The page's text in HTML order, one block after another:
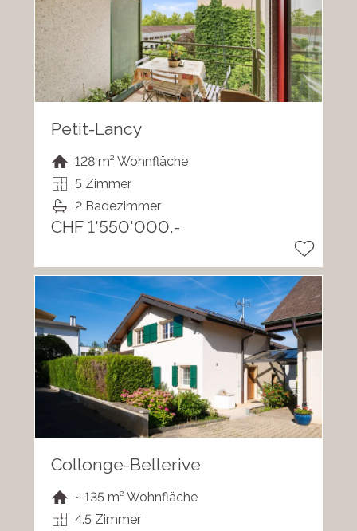
Petit-Lancy
128 m² Wohnfläche
5 Zimmer
2 Badezimmer
CHF 1'550'000.-
Collonge-Bellerive
~ 135 m² Wohnfläche
4.5 Zimmer